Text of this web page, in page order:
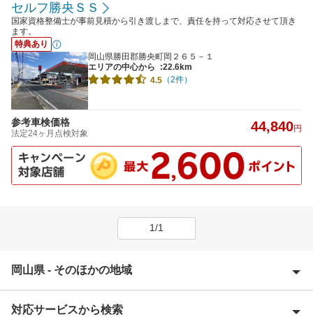
セルフ勝央ＳＳ
国家資格整備士が事前見積から引き渡しまで、責任を持って対応させて頂き
ます。
特典あり
岡山県勝田郡勝央町岡２６５－１
エリアの中心から
:22.6km
4.5 （2件）
参考車検価格
法定24ヶ月点検対象 44,840円
1/1
岡山県 - そのほかの地域
英田郡
対応サービスから検索